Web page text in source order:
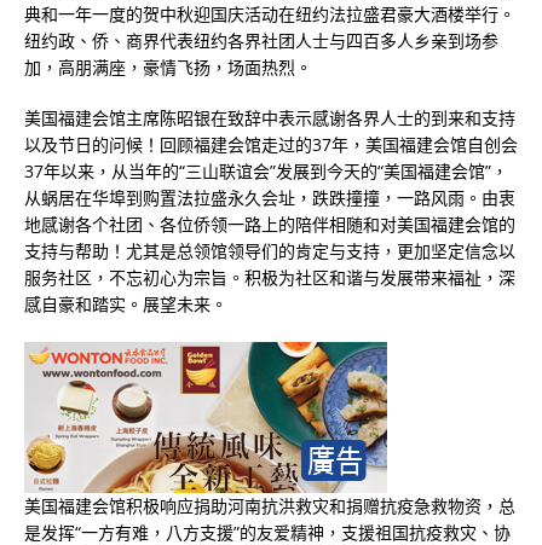
典和一年一度的贺中秋迎国庆活动在纽约法拉盛君豪大酒楼举行。
纽约政、侨、商界代表纽约各界社团人士与四百多人乡亲到场参
加，高朋满座，豪情飞扬，场面热烈。
美国福建会馆主席陈昭银在致辞中表示感谢各界人士的到来和支持
以及节日的问候！回顾福建会馆走过的37年，美国福建会馆自创会
37年以来，从当年的“三山联谊会”发展到今天的“美国福建会馆”，
从蜗居在华埠到购置法拉盛永久会址，跌跌撞撞，一路风雨。由衷
地感谢各个社团、各位侨领一路上的陪伴相随和对美国福建会馆的
支持与帮助！尤其是总领馆领导们的肯定与支持，更加坚定信念以
服务社区，不忘初心为宗旨。积极为社区和谐与发展带来福祉，深
感自豪和踏实。展望未来。
美国福建会馆积极响应捐助河南抗洪救灾和捐赠抗疫急救物资，总
是发挥“一方有难，八方支援”的友爱精神，支援祖国抗疫救灾、协